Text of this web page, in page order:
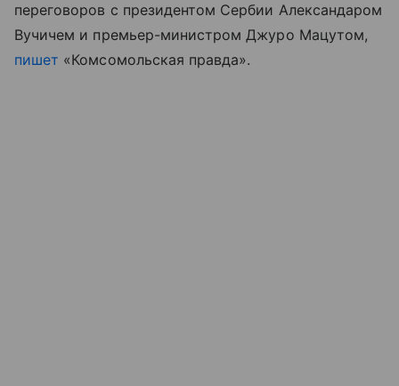
переговоров с президентом Сербии Александаром
Вучичем и премьер-министром Джуро Мацутом,
пишет «Комсомольская правда».